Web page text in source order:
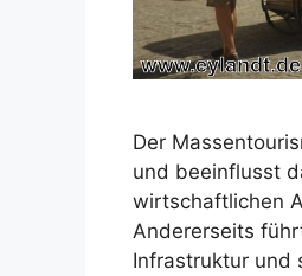
Der
und beeinflusst
wirtschaftlichen
Andererseits
Infrastruktur und